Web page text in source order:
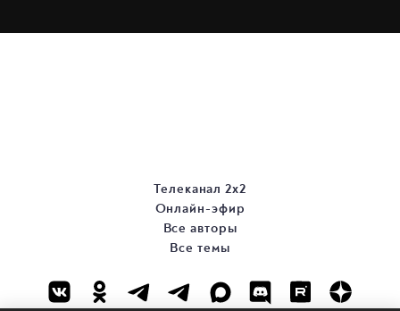
Телеканал 2х2
Онлайн-эфир
Все авторы
Все темы